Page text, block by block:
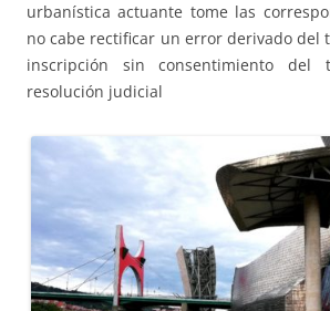
urbanística actuante tome las
no cabe rectificar un error derivado del
inscripción sin consentimiento del
resolución judicial